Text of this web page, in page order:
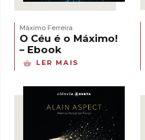
Máximo Ferreira
O Céu é o Máximo!
– Ebook
LER MAIS